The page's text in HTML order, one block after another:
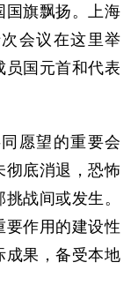
国旗飘扬。上海
会议在这里举
员国元首和代表
愿望的重要会
彻底消退，恐怖
战间或发生。
要作用的建设性
成果，备受本地